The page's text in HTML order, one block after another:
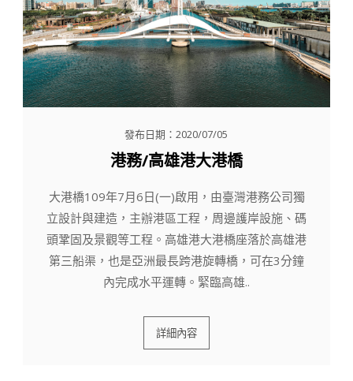
發布日期：2020/07/05
港務/高雄港大港橋
大港橋109年7月6日(一)啟用，由臺灣港務公司獨
立設計與建造，主辦港區工程，周邊護岸設施、碼
頭鞏固及景觀等工程。高雄港大港橋座落於高雄港
第三船渠，也是亞洲最長跨港旋轉橋，可在3分鐘
內完成水平運轉。緊臨高雄..
詳細內容